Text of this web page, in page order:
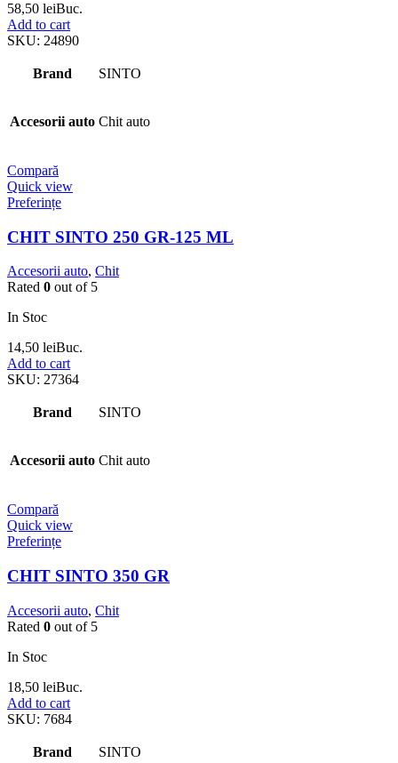
58,50 leiBuc.
Add to cart
SKU: 24890
Brand SINTO
Accesorii auto Chit auto
Compară
Quick view
Preferințe
CHIT SINTO 250 GR-125 ML
Accesorii auto, Chit
Rated 0 out of 5
In Stoc
14,50 leiBuc.
Add to cart
SKU: 27364
Brand SINTO
Accesorii auto Chit auto
Compară
Quick view
Preferințe
CHIT SINTO 350 GR
Accesorii auto, Chit
Rated 0 out of 5
In Stoc
18,50 leiBuc.
Add to cart
SKU: 7684
Brand SINTO